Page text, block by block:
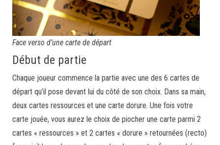
Face verso d’une carte de départ
Début de partie
Chaque joueur commence la partie avec une des 6 cartes de
départ qu’il pose devant lui du côté de son choix. Dans sa main,
deux cartes ressources et une carte dorure. Une fois votre
carte jouée, vous aurez le choix de piocher une carte parmi 2
cartes « ressources » et 2 cartes « dorure » retournées (recto)